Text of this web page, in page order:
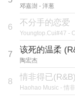
邓嘉澍 - 洋葱
6 不分手的恋爱
Youngtop.Cui#47 -
7 该死的温柔
陶宏杰
8 情非得已
Haohao Music - 情